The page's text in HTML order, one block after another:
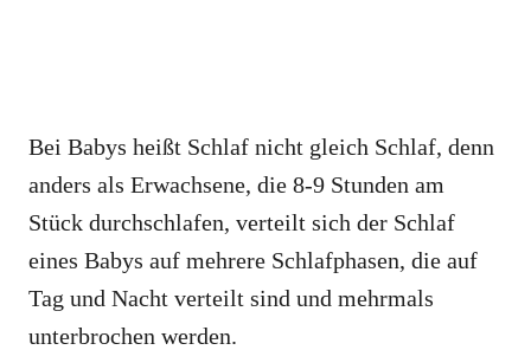
Bei Babys heißt Schlaf nicht gleich Schlaf, denn
anders als Erwachsene, die 8-9 Stunden am
Stück durchschlafen, verteilt sich der Schlaf
eines Babys auf mehrere Schlafphasen, die auf
Tag und Nacht verteilt sind und mehrmals
unterbrochen werden.